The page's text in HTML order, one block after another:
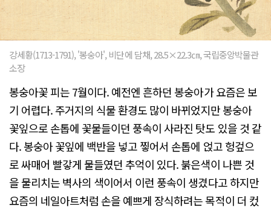
강세황(1713-1791), '봉숭아', 비단에 담채, 28.5×22.3㎝, 국립중앙박물관
소장
봉숭아꽃 피는 7월이다. 예전엔 흔하던 봉숭아가 요즘은 보
기 어렵다. 주거지의 식물 환경도 많이 바뀌었지만 봉숭아
꽃잎으로 손톱에 꽃물들이던 풍속이 사라진 탓도 있을 것 같
다. 봉숭아 꽃잎에 백반을 넣고 찧어서 손톱에 얹고 헝겊으
로 싸매어 빨갛게 물들였던 추억이 있다. 붉은색이 나쁜 것
을 물리치는 벽사의 색이어서 이런 풍속이 생겼다고 하지만
요즘의 네일아트처럼 손을 예쁘게 장식하려는 목적이 더 컸